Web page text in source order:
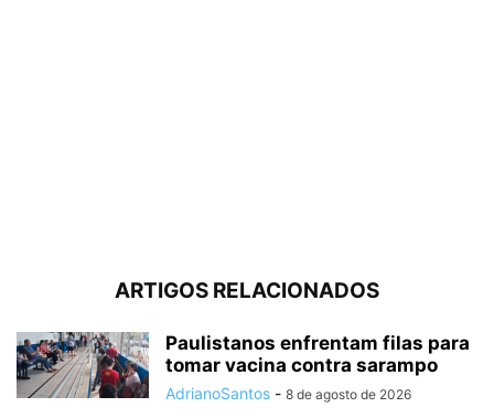
ARTIGOS RELACIONADOS
Paulistanos enfrentam filas para
tomar vacina contra sarampo
AdrianoSantos - 8 de agosto de 2026